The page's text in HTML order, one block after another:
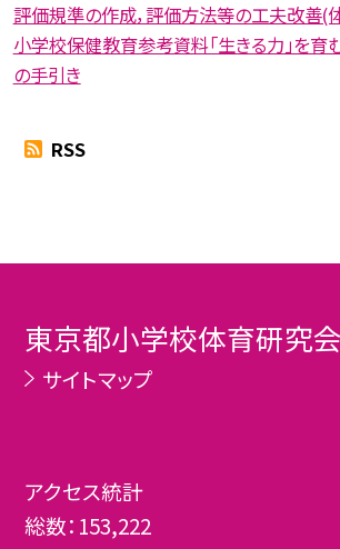
評価規準の作成，評価方法等の工夫改善(
小学校保健教育参考資料「生きる力」を
の手引き
RSS
東京都小学校体育研究会
サイトマップ
アクセス統計
総数： 153,222